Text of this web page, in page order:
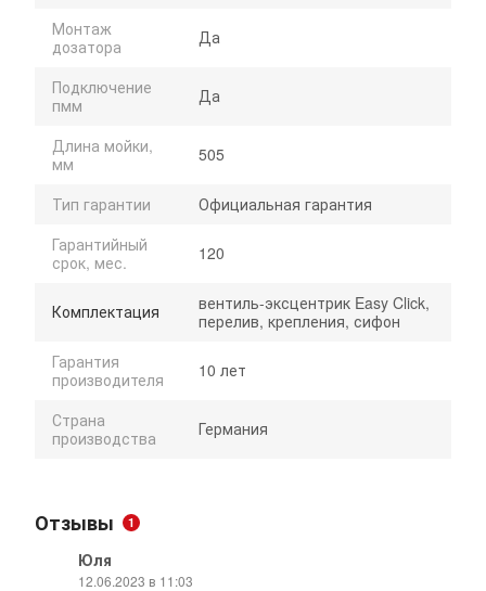
Монтаж
дозатора
Да
Подключение
пмм
Да
Длина мойки,
мм
505
Тип гарантии
Официальная гарантия
Гарантийный
срок, мес.
120
Комплектация
вентиль-эксцентрик Easy Click,
перелив, крепления, сифон
Гарантия
производителя
10 лет
Страна
производства
Германия
Отзывы 1
Юля
12.06.2023 в 11:03